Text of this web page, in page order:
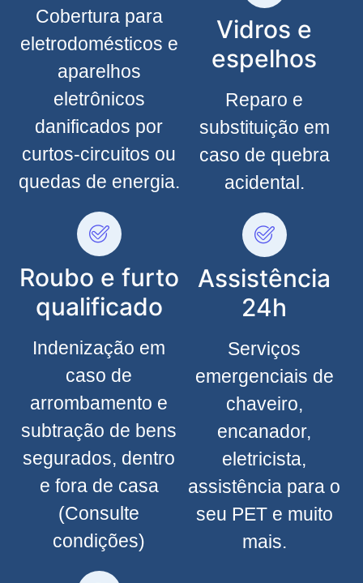
Cobertura para
eletrodomésticos e
aparelhos
eletrônicos
danificados por
curtos-circuitos ou
quedas de energia.
Roubo e furto
qualificado
Indenização em
caso de
arrombamento e
subtração de bens
segurados, dentro
e fora de casa
(Consulte
condições)
Vidros e
espelhos
Reparo e
substituição em
caso de quebra
acidental.
Assistência
24h
Serviços
emergenciais de
chaveiro,
encanador,
eletricista,
assistência para o
seu PET e muito
mais.